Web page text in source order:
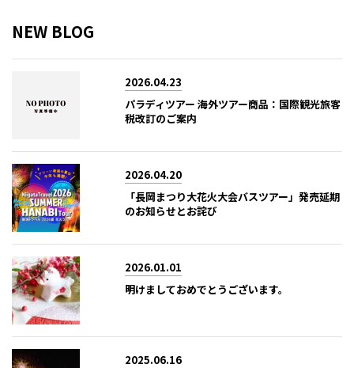
NEW BLOG
2026.04.23
パラディツアー 海外ツアー商品：国際観光旅客
税改訂のご案内
2026.04.20
「長岡まつり大花火大会バスツアー」発売延期
のお知らせとお詫び
2026.01.01
明けましておめでとうございます。
2025.06.16